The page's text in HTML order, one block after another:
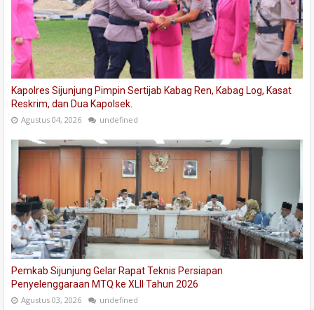
Kapolres Sijunjung Pimpin Sertijab Kabag Ren, Kabag Log, Kasat
Reskrim, dan Dua Kapolsek.
Agustus 04, 2026 undefined
Pemkab Sijunjung Gelar Rapat Teknis Persiapan
Penyelenggaraan MTQ ke XLII Tahun 2026
Agustus 03, 2026 undefined